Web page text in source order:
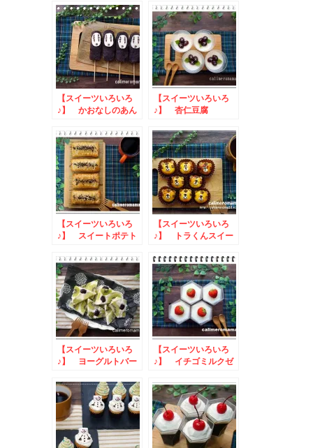
【スイーツいろいろ
♪】 かおなしのあん
【スイーツいろいろ
♪】 杏仁豆腐
【スイーツいろいろ
♪】 スイートポテト
【スイーツいろいろ
♪】 トラくんスイー
【スイーツいろいろ
♪】 ヨーグルトバー
【スイーツいろいろ
♪】 イチゴミルクゼ